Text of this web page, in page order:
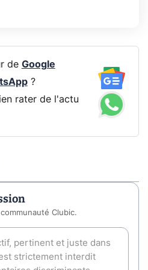
de Google
?
rater de l'actu
Clubic.